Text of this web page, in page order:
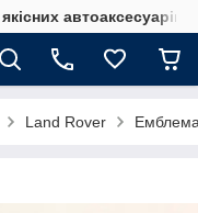
автоаксесуарів
Land Rover